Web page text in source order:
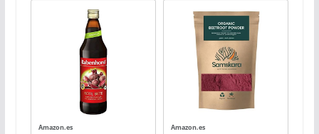
Amazon.es Amazon.es